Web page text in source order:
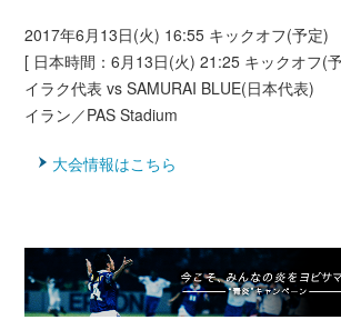
2017年6月13日(火) 16:55 キックオフ(予定)
[ 日本時間：6月13日(火) 21:25 キックオフ(
イラク代表 vs SAMURAI BLUE(日本代表)
イラン／PAS Stadium
大会情報はこちら